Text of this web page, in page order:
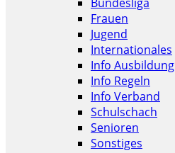
Frauen
Jugend
Internationales
Info Ausbildung
Info Regeln
Info Verband
Schulschach
Senioren
Sonstiges